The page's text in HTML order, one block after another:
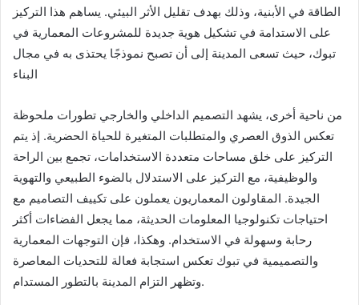
الطاقة في الأبنية، وذلك بهدف تقليل الأثر البيئي. يساهم هذا التركيز
على الاستدامة في تشكيل هوية جديدة للمشروعات المعمارية في
تبوك، حيث تسعى المدينة إلى أن تصبح نموذجًا يحتذى به في مجال
البناء
من ناحية أخرى، يشهد التصميم الداخلي والخارجي تطورات ملحوظة
تعكس الذوق العصري والمتطلبات المتغيرة للحياة الحضرية. إذ يتم
التركيز على خلق مساحات متعددة الاستخدامات، تجمع بين الراحة
والوظيفية، مع التركيز على الاستدلال بالضوء الطبيعي والتهوية
الجيدة. المقاولون المعماريون يعملون على تكييف التصاميم مع
احتياجات تكنولوجيا المعلومات الحديثة، مما يجعل الفضاءات أكثر
رحابة وسهولة في الاستخدام. وهكذا، فإن التوجهات المعمارية
والتصميمية في تبوك تعكس استجابة فعالة للتحديات المعاصرة
وتظهر التزام المدينة بالتطور المستدام.